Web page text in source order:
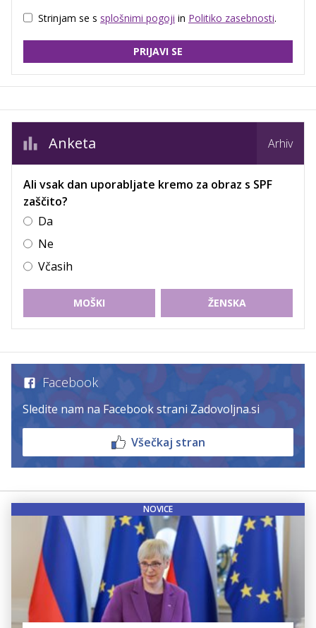
Strinjam se s splošnimi pogoji in Politiko zasebnosti.
PRIJAVI SE
Anketa Arhiv
Ali vsak dan uporabljate kremo za obraz s SPF
zaščito?
Da
Ne
Včasih
MOŠKI ŽENSKA
Facebook
Sledite nam na Facebook strani Zadovoljna.si
Všečkaj stran
NOVICE